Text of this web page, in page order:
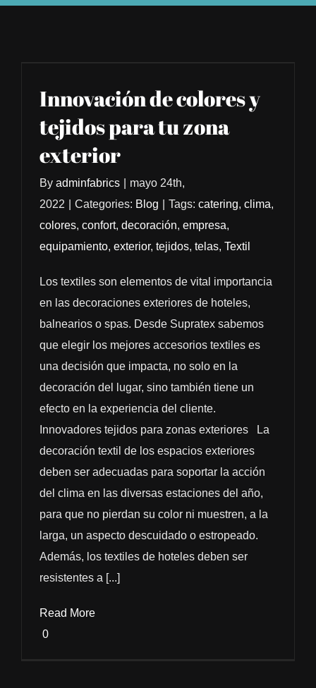
Innovación de colores y
tejidos para tu zona
exterior
By adminfabrics
mayo 24th,
2022
Categories: Blog Tags: catering, clima,
colores, confort, decoración, empresa,
equipamiento, exterior, tejidos, telas, Textil
Los textiles son elementos de vital importancia
en las decoraciones exteriores de hoteles,
balnearios o spas. Desde Supratex sabemos
que elegir los mejores accesorios textiles es
una decisión que impacta, no solo en la
decoración del lugar, sino también tiene un
efecto en la experiencia del cliente.
Innovadores tejidos para zonas exteriores La
decoración textil de los espacios exteriores
deben ser adecuadas para soportar la acción
del clima en las diversas estaciones del año,
para que no pierdan su color ni muestren, a la
larga, un aspecto descuidado o estropeado.
Además, los textiles de hoteles deben ser
resistentes a [...]
Read More
0